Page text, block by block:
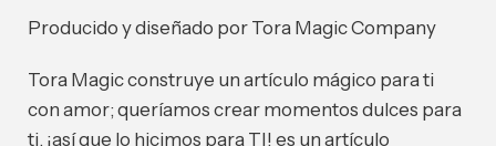
Producido y diseñado por Tora Magic Company
Tora Magic construye un artículo mágico para ti
con amor; queríamos crear momentos dulces para
ti, ¡así que lo hicimos para TI! es un artículo